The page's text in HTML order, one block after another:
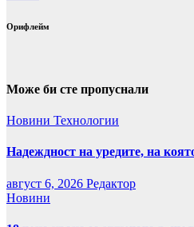
Орифлейм
Може би сте пропуснали
Новини Технологии
Надеждност на уредите, на
август 6, 2026 Редактор
Новини